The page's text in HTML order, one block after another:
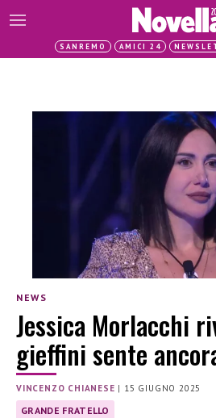
SANREMO AMICI 24
NEWS
Jessica Morlacchi
gieffini sente
VINCENZO CHIANESE | 15 GIUGNO 2025
GRANDE FRATELLO